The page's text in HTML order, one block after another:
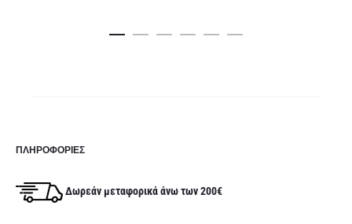
καλάθι
ΠΛΗΡΟΦΟΡΊΕΣ
Δωρεάν μεταφορικά άνω των 200€